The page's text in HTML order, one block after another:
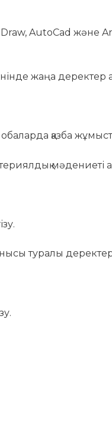
AutoCad және
жаңа
қазба
мәдениеті
туралы